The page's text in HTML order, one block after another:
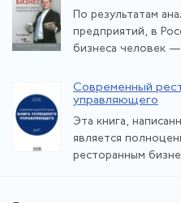
По результатам
предприятий, в
бизнеса человек
Современный
управляющего
Эта книга,
является
ресторанным